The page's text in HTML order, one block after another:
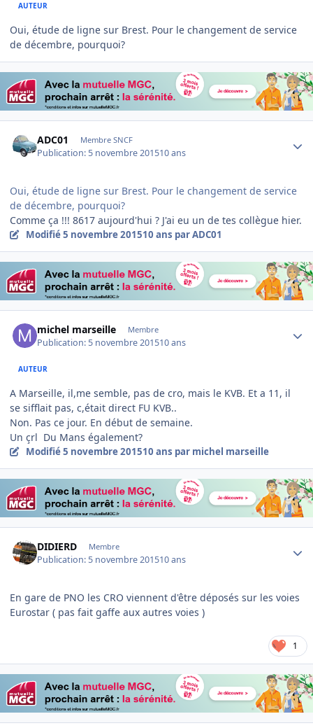
AUTEUR
Oui, étude de ligne sur Brest. Pour le changement de service
de décembre, pourquoi?
ADC01 Membre SNCF
Publication: 5 novembre 201510 ans
Oui, étude de ligne sur Brest. Pour le changement de service
de décembre, pourquoi?
Comme ça !!! 8617 aujourd'hui ? J'ai eu un de tes collègue hier.
Modifié5 novembre 201510 ans par ADC01
michel marseille Membre
Publication: 5 novembre 201510 ans
AUTEUR
A Marseille, il,me semble, pas de cro, mais le KVB. Et a 11, il
se sifflait pas, c,était direct FU KVB..
Non. Pas ce jour. En début de semaine.
Un çrl Du Mans également?
Modifié5 novembre 201510 ans par michel marseille
DIDIERD Membre
Publication: 5 novembre 201510 ans
En gare de PNO les CRO viennent d'être déposés sur les voies
Eurostar ( pas fait gaffe aux autres voies )
1